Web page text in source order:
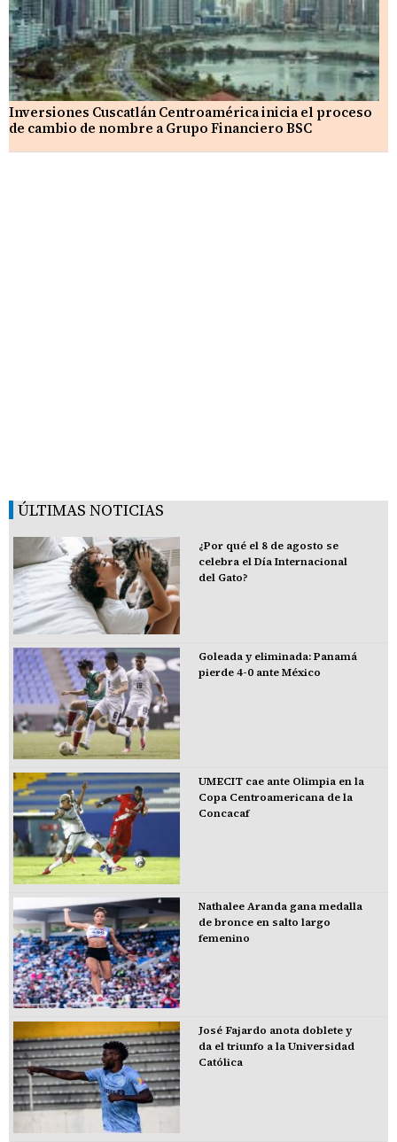
Inversiones Cuscatlán Centroamérica inicia el proceso
de cambio de nombre a Grupo Financiero BSC
ÚLTIMAS NOTICIAS
¿Por qué el 8 de agosto se
celebra el Día Internacional
del Gato?
Goleada y eliminada: Panamá
pierde 4-0 ante México
UMECIT cae ante Olimpia en la
Copa Centroamericana de la
Concacaf
Nathalee Aranda gana medalla
de bronce en salto largo
femenino
José Fajardo anota doblete y
da el triunfo a la Universidad
Católica